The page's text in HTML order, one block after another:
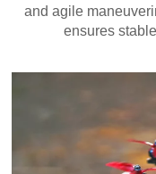
and agile
ensures